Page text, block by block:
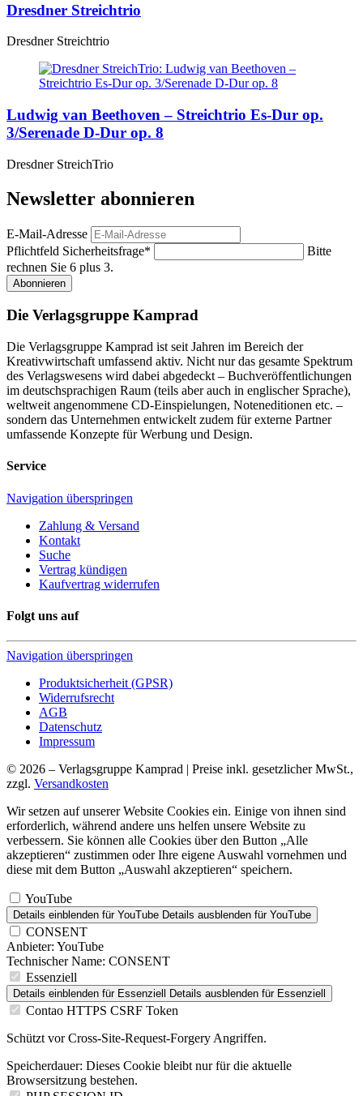
Dresdner Streichtrio
Dresdner Streichtrio
Ludwig van Beethoven – Streichtrio Es-Dur op.
3/Serenade D-Dur op. 8
Dresdner StreichTrio
Newsletter abonnieren
E-Mail-Adresse
Pflichtfeld Sicherheitsfrage*
Bitte
rechnen Sie 6 plus 3.
Abonnieren
Die Verlagsgruppe Kamprad
Die Verlagsgruppe Kamprad ist seit Jahren im Bereich der
Kreativwirtschaft umfassend aktiv. Nicht nur das gesamte Spektrum
des Verlagswesens wird dabei abgedeckt – Buchveröffentlichungen
im deutschsprachigen Raum (teils aber auch in englischer Sprache),
weltweit angenommene CD-Einspielungen, Noteneditionen etc. –
sondern das Unternehmen entwickelt zudem für externe Partner
umfassende Konzepte für Werbung und Design.
Service
Navigation überspringen
Zahlung & Versand
Kontakt
Suche
Vertrag kündigen
Kaufvertrag widerrufen
Folgt uns auf
Navigation überspringen
Produktsicherheit (GPSR)
Widerrufsrecht
AGB
Datenschutz
Impressum
© 2026 – Verlagsgruppe Kamprad | Preise inkl. gesetzlicher MwSt.,
zzgl. Versandkosten
Wir setzen auf unserer Website Cookies ein. Einige von ihnen sind
erforderlich, während andere uns helfen unsere Website zu
verbessern. Sie können alle Cookies über den Button „Alle
akzeptieren“ zustimmen oder Ihre eigene Auswahl vornehmen und
diese mit dem Button „Auswahl akzeptieren“ speichern.
YouTube
Details einblenden für YouTube Details ausblenden für YouTube
CONSENT
Anbieter: YouTube
Technischer Name: CONSENT
Essenziell
Details einblenden für Essenziell Details ausblenden für Essenziell
Contao HTTPS CSRF Token
Schützt vor Cross-Site-Request-Forgery Angriffen.
Speicherdauer: Dieses Cookie bleibt nur für die aktuelle
Browsersitzung bestehen.